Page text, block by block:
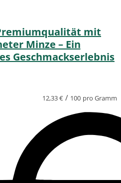
mit
Minze – Ein
Geschmackserlebnis
12,33€ / 100 pro Gramm